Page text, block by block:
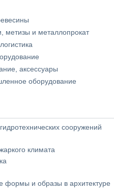
метизы и металлопрокат
аксессуары
оборудование
сооружений
климата
формы и образы в архитектуре